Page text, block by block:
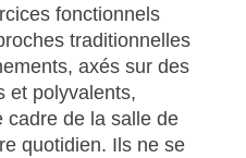
fonctionnels
traditionnelles
axés sur des
et polyvalents,
cadre de la salle de
quotidien. Ils ne se